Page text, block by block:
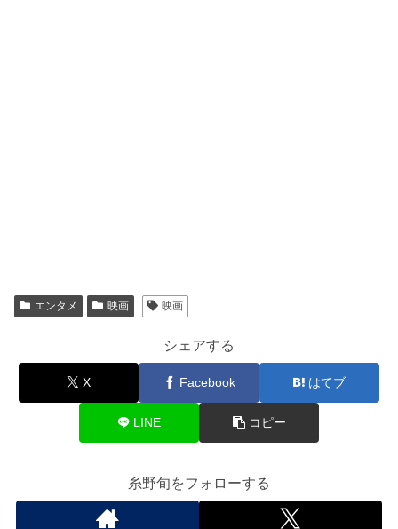
エンタメ 映画 映画
シェアする
X Facebook はてブ
LINE コピー
糸野旬をフォローする